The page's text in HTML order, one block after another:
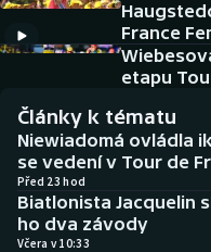
Americký fotbal
Baseball a softbal
Basketbal
Biatlon
Boby a skeleton
NEPŘEHLÉDNĚTE
Historické návraty
Aplikace ČT sport
AZ kvíz
France
etapu
Články k tématu
Niewiadomá ovládla
se vedení v Tour de
Před 23 hod
Biatlonista Jacquelin
ho dva závody
Včera v 10:33